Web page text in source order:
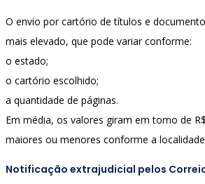
O envio por cartório de títulos e
mais elevado, que pode variar conforme:
o estado;
o cartório escolhido;
a quantidade de páginas.
Em média, os valores giram em torno de
maiores ou menores conforme a
Notificação extrajudicial pelos